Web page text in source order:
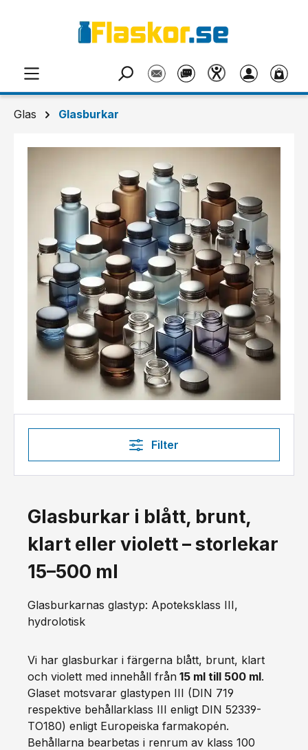
Glas Glasburkar
Filter
Glasburkar i blått, brunt,
klart eller violett – storlekar
15–500 ml
Glasburkarnas glastyp: Apoteksklass III,
hydrolotisk
Vi har glasburkar i färgerna blått, brunt, klart
och violett med innehåll från 15 ml till 500 ml.
Glaset motsvarar glastypen III (DIN 719
respektive behållarklass III enligt DIN 52339-
TO180) enligt Europeiska farmakopén.
Behållarna bearbetas i renrum av klass 100